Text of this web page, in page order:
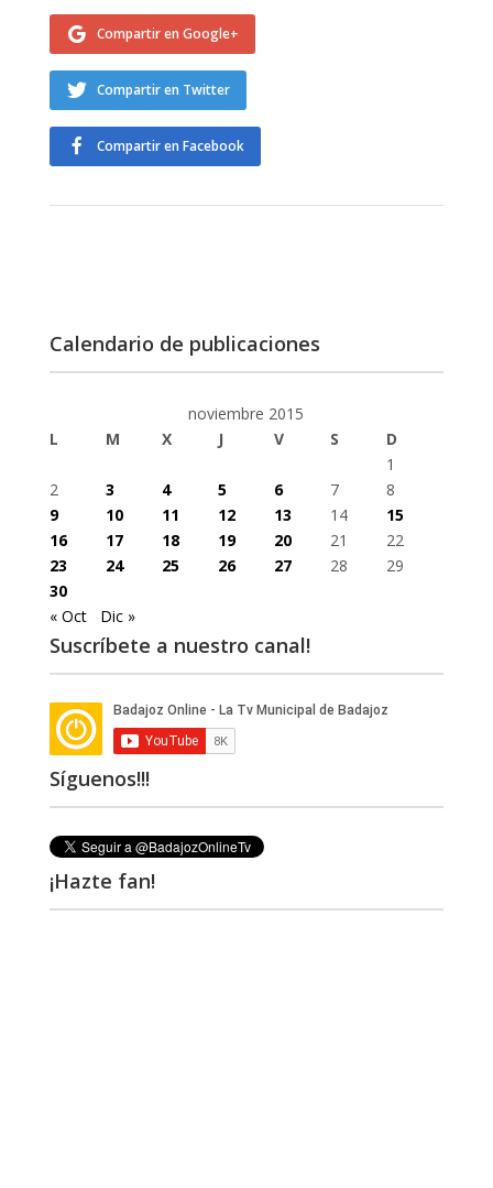
Compartir en Google+
Compartir en Twitter
Compartir en Facebook
Calendario de publicaciones
noviembre 2015
L
M X J V S
D
1
2
3 4 5 6 7
8
9
10 11 12 13 14
15
16
17 18 19 20 21
22
23
24 25 26 27 28
29
30
« Oct
Dic »
Suscríbete a nuestro canal!
Síguenos!!!
¡Hazte fan!